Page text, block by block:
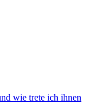
wie trete ich ihnen